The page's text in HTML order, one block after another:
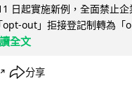
日起實施新例，全面禁止
opt-out」拒接登記制轉為「
全文
↗ 分享